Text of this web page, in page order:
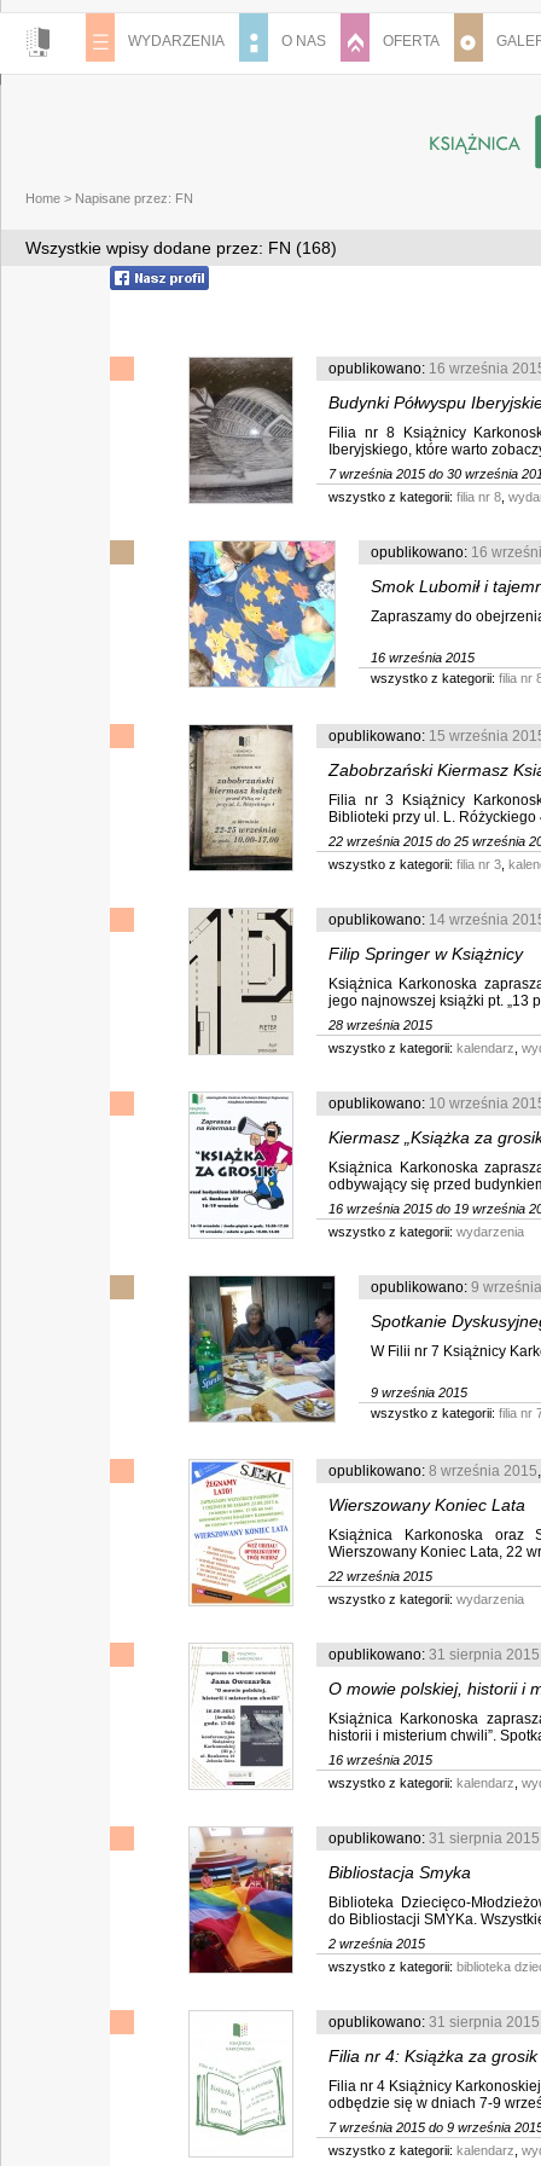
WYDARZENIA O NAS OFERTA
Home > Napisane przez: FN
Wszystkie wpisy dodane przez: FN (168)
opublikowano: 16 września
Budynki Półwyspu
Filia nr 8 Książnicy
Iberyjskiego, które warto
7 września 2015 do 30 września
wszystko z kategorii: filia nr 8
opublikowano: 16
Smok Lubomił i
Zapraszamy do
16 września 2015
wszystko z kategorii: filia nr
opublikowano: 15 września
Zabobrzański Kiermasz
Filia nr 3 Książnicy
Biblioteki przy ul. L.
22 września 2015 do 25 września
wszystko z kategorii: filia nr 3
opublikowano: 14 września
Filip Springer w Książnicy
Książnica Karkonoska
jego najnowszej książki pt. „13
28 września 2015
wszystko z kategorii: kalendarz
opublikowano: 10 września
Kiermasz „Książka za
Książnica Karkonoska
odbywający się przed
16 września 2015 do 19 września
wszystko z kategorii: wydarzenia
opublikowano: 9
Spotkanie
W Filii nr 7 Książnicy
9 września 2015
wszystko z kategorii: filia nr
opublikowano: 8 września 2015
Wierszowany Koniec Lata
Książnica Karkonoska oraz
Wierszowany Koniec Lata, 22
22 września 2015
wszystko z kategorii: wydarzenia
opublikowano: 31 sierpnia 2015
O mowie polskiej, historii i
Książnica Karkonoska
historii i misterium chwili”.
16 września 2015
wszystko z kategorii: kalendarz
opublikowano: 31 sierpnia 2015
Bibliostacja Smyka
Biblioteka Dziecięco-
do Bibliostacji SMYKa.
2 września 2015
wszystko z kategorii: biblioteka
opublikowano: 31 sierpnia 2015
Filia nr 4: Książka za grosik
Filia nr 4 Książnicy
odbędzie się w dniach 7-9
7 września 2015 do 9 września
wszystko z kategorii: kalendarz